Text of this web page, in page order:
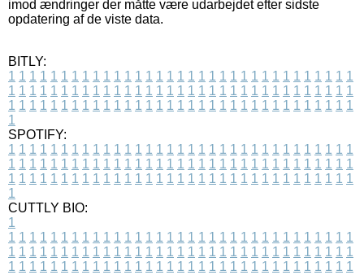
imod ændringer der måtte være udarbejdet efter sidste
opdatering af de viste data.
BITLY:
1 1 1 1 1 1 1 1 1 1 1 1 1 1 1 1 1 1 1 1 1 1 1 1 1 1 1 1 1 1 1 1 1
1 1 1 1 1 1 1 1 1 1 1 1 1 1 1 1 1 1 1 1 1 1 1 1 1 1 1 1 1 1 1 1 1
1 1 1 1 1 1 1 1 1 1 1 1 1 1 1 1 1 1 1 1 1 1 1 1 1 1 1 1 1 1 1 1 1
1
SPOTIFY:
1 1 1 1 1 1 1 1 1 1 1 1 1 1 1 1 1 1 1 1 1 1 1 1 1 1 1 1 1 1 1 1 1
1 1 1 1 1 1 1 1 1 1 1 1 1 1 1 1 1 1 1 1 1 1 1 1 1 1 1 1 1 1 1 1 1
1 1 1 1 1 1 1 1 1 1 1 1 1 1 1 1 1 1 1 1 1 1 1 1 1 1 1 1 1 1 1 1 1
1
CUTTLY BIO:
1
1 1 1 1 1 1 1 1 1 1 1 1 1 1 1 1 1 1 1 1 1 1 1 1 1 1 1 1 1 1 1 1 1
1 1 1 1 1 1 1 1 1 1 1 1 1 1 1 1 1 1 1 1 1 1 1 1 1 1 1 1 1 1 1 1 1
1 1 1 1 1 1 1 1 1 1 1 1 1 1 1 1 1 1 1 1 1 1 1 1 1 1 1 1 1 1 1 1 1